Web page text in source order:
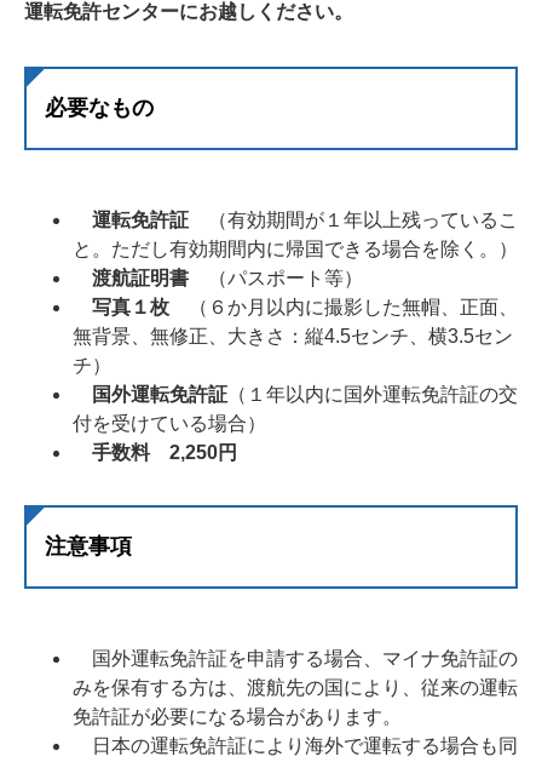
運転免許センターにお越しください。
必要なもの
運転免許証 （有効期間が１年以上残っているこ
と。ただし有効期間内に帰国できる場合を除く。）
渡航証明書 （パスポート等）
写真１枚 （６か月以内に撮影した無帽、正面、
無背景、無修正、大きさ：縦4.5センチ、横3.5セン
チ）
国外運転免許証 （１年以内に国外運転免許証の交
付を受けている場合）
手数料 2,250円
注意事項
国外運転免許証を申請する場合、マイナ免許証の
みを保有する方は、渡航先の国により、従来の運転
免許証が必要になる場合があります。
日本の運転免許証により海外で運転する場合も同